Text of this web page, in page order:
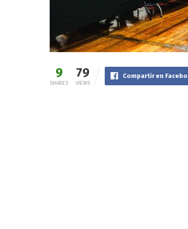
9
SHARES
79
VIEWS
Compartir en